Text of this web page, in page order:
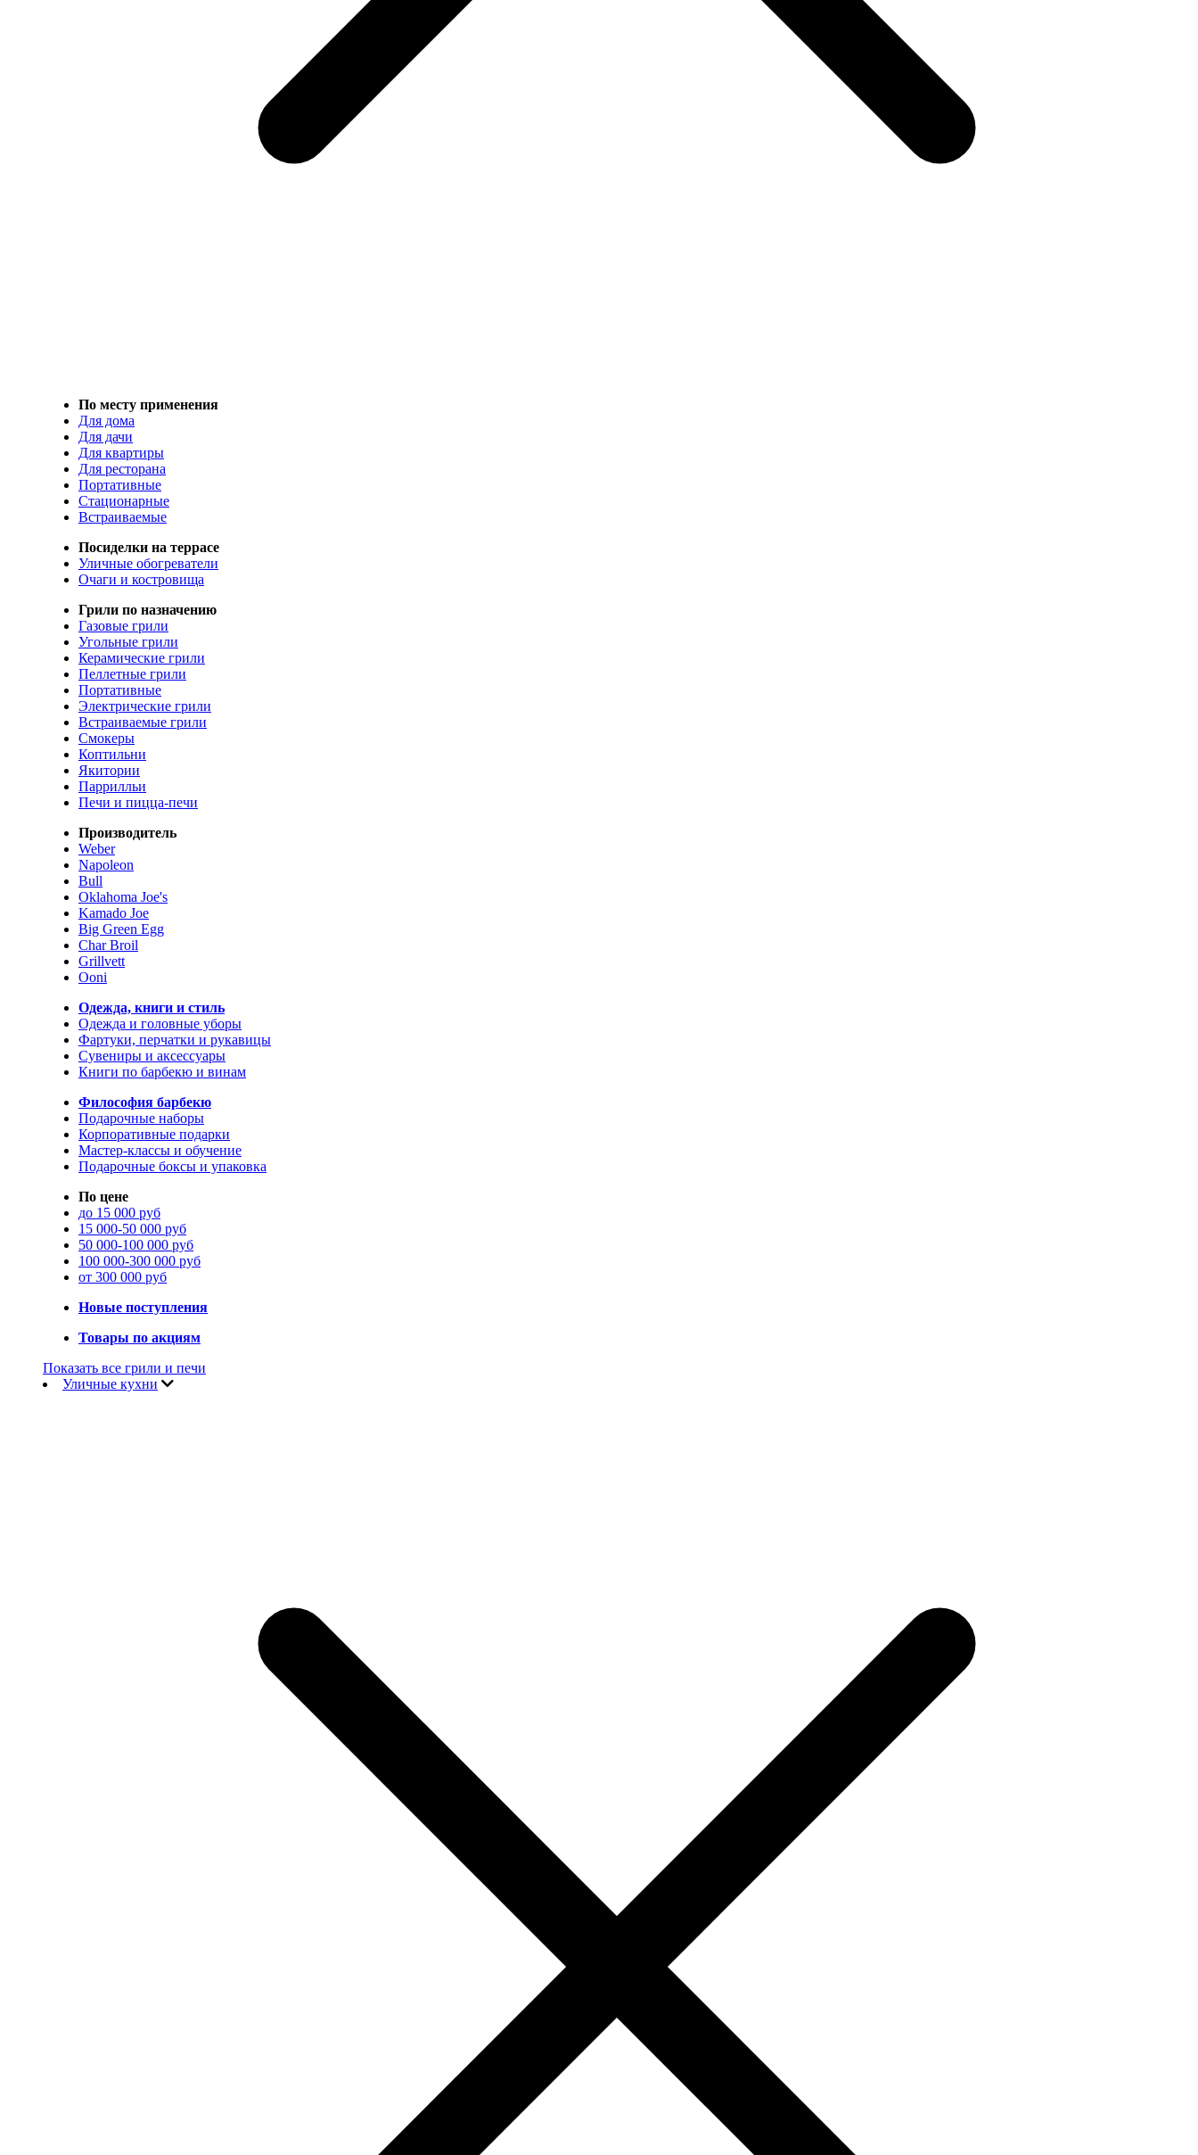
По месту применения
Для дома
Для дачи
Для квартиры
Для ресторана
Портативные
Стационарные
Встраиваемые
Посиделки на террасе
Уличные обогреватели
Очаги и костровища
Грили по назначению
Газовые грили
Угольные грили
Керамические грили
Пеллетные грили
Портативные
Электрические грили
Встраиваемые грили
Смокеры
Коптильни
Якитории
Паррилльи
Печи и пицца-печи
Производитель
Weber
Napoleon
Bull
Oklahoma Joe's
Kamado Joe
Big Green Egg
Char Broil
Grillvett
Ooni
Одежда, книги и стиль
Одежда и головные уборы
Фартуки, перчатки и рукавицы
Сувениры и аксессуары
Книги по барбекю и винам
Философия барбекю
Подарочные наборы
Корпоративные подарки
Мастер-классы и обучение
Подарочные боксы и упаковка
По цене
до 15 000 руб
15 000-50 000 руб
50 000-100 000 руб
100 000-300 000 руб
от 300 000 руб
Новые поступления
Товары по акциям
Показать все грили и печи
Уличные кухни